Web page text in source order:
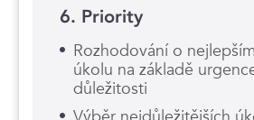
6. Priority
Rozhodování o
úkolu na základě
důležitosti
Výběr nejdůležitějších